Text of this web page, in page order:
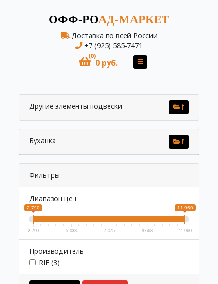
ОФФ-РОАД-МАРКЕТ
Доставка по всей России
+7 (925) 585-7471
(0)
0 руб.
Другие элементы подвески
Буханка
Фильтры
Диапазон цен
2 790 11 960
2 790 5 083 7 375 9 668 11 960
Производитель
RIF (3)